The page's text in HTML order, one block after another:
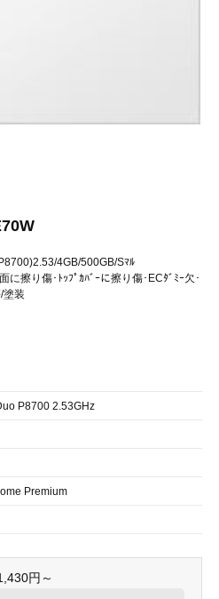
4GB/500GB/Sﾏﾙ
に擦り傷･ﾄｯﾌﾟｶﾊﾞｰに擦り傷･ECﾀﾞﾐｰ欠･
塗装
P8700 2.53GHz
Premium
円～